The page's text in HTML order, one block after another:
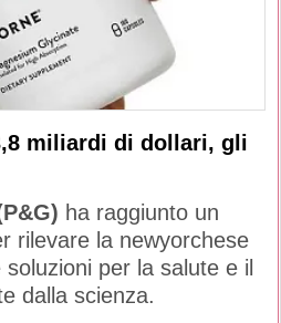
miliardi di dollari, gli
ha raggiunto un
rilevare la newyorchese
per la salute e il
dalla scienza.